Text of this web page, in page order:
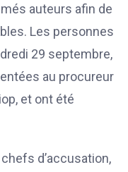
auteurs afin de
Les personnes
29 septembre,
au procureur
et ont été
d’accusation,